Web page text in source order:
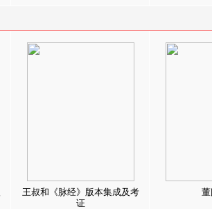
王叔和《脉经》版本集成及考
证